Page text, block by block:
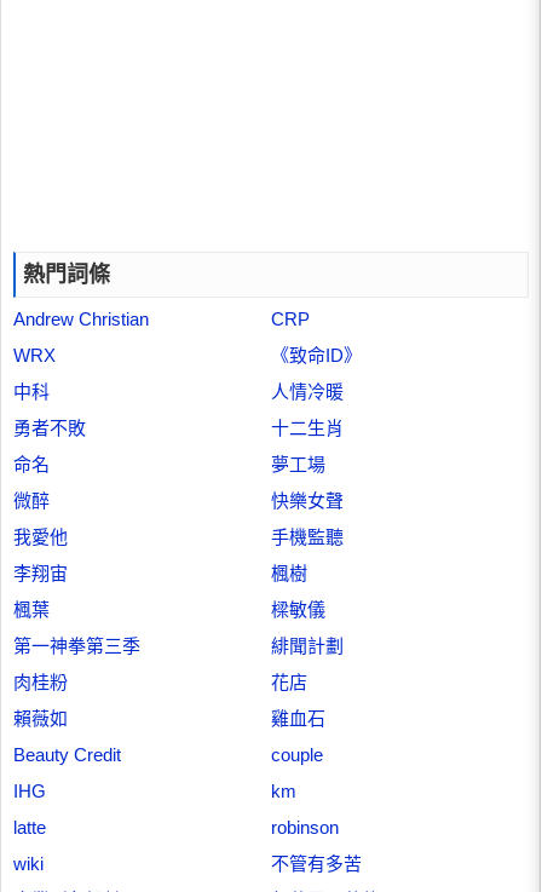
熱門詞條
Andrew Christian
CRP
WRX
《致命ID》
中科
人情冷暖
勇者不敗
十二生肖
命名
夢工場
微醉
快樂女聲
我愛他
手機監聽
李翔宙
楓樹
楓葉
樑敏儀
第一神拳第三季
緋聞計劃
肉桂粉
花店
賴薇如
雞血石
Beauty Credit
couple
IHG
km
latte
robinson
wiki
不管有多苦